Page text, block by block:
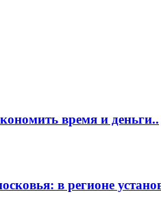
время и деньги..
в регионе